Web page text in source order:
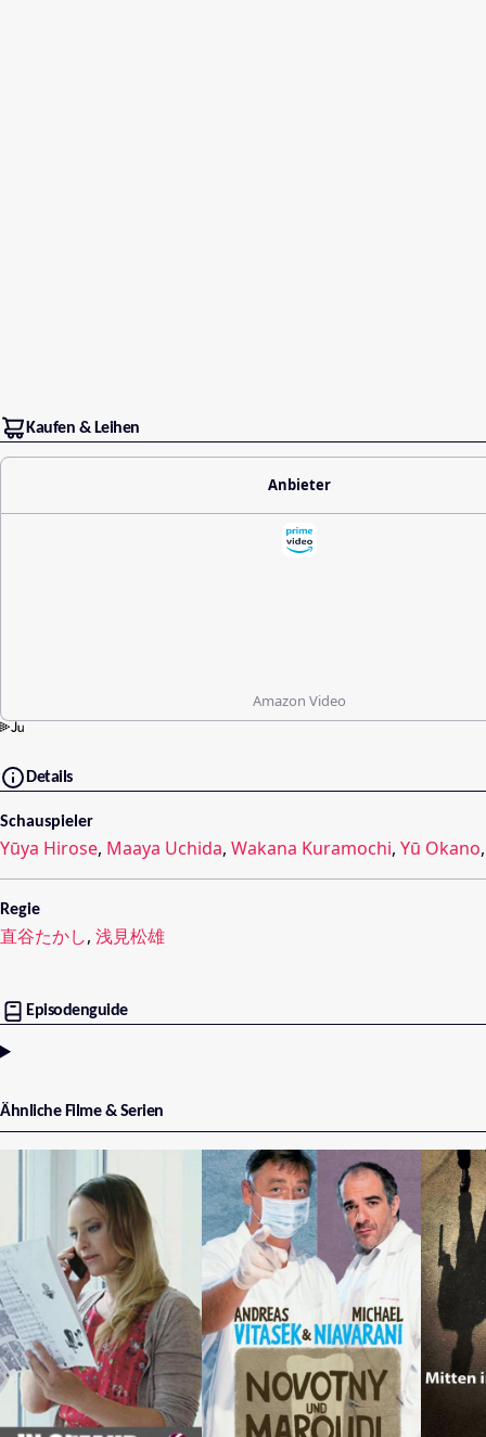
Kaufen & Leihen
Anbieter
Amazon Video
Details
Schauspieler
Yūya Hirose, Maaya Uchida, Wakana Kuramochi, Yū Okano
Regie
直谷たかし, 浅見松雄
Episodenguide
Ähnliche Filme & Serien